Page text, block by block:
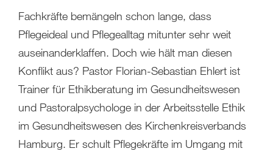
Fachkräfte bemängeln schon lange, dass
Pflegeideal und Pflegealltag mitunter sehr weit
auseinanderklaffen. Doch wie hält man diesen
Konflikt aus? Pastor Florian-Sebastian Ehlert ist
Trainer für Ethikberatung im Gesundheitswesen
und Pastoralpsychologe in der Arbeitsstelle Ethik
im Gesundheitswesen des Kirchenkreisverbands
Hamburg. Er schult Pflegekräfte im Umgang mit